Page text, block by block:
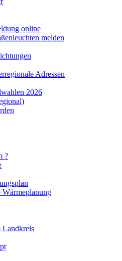
online
melden
Adressen
2026
?
Landkreis